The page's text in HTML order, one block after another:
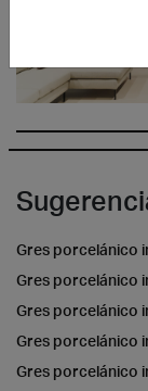
Gres porcelánico
Gres porcelánico
Gres porcelánico
Gres porcelánico
Gres porcelánico